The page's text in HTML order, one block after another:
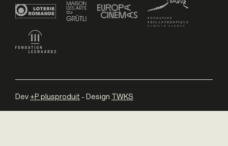
Dev +P plusproduit - Design TWKS